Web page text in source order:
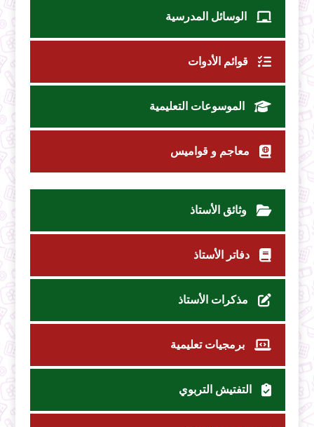
الوسائل المدرسية
قوائم الأدوات
الموسوعات التعليمية
معاجم و قواميس
وثائق الأستاذ
دفاتر الأستاذ
مذكرات الأستاذ
برمجيات تعليمية
التفتيش التربوي